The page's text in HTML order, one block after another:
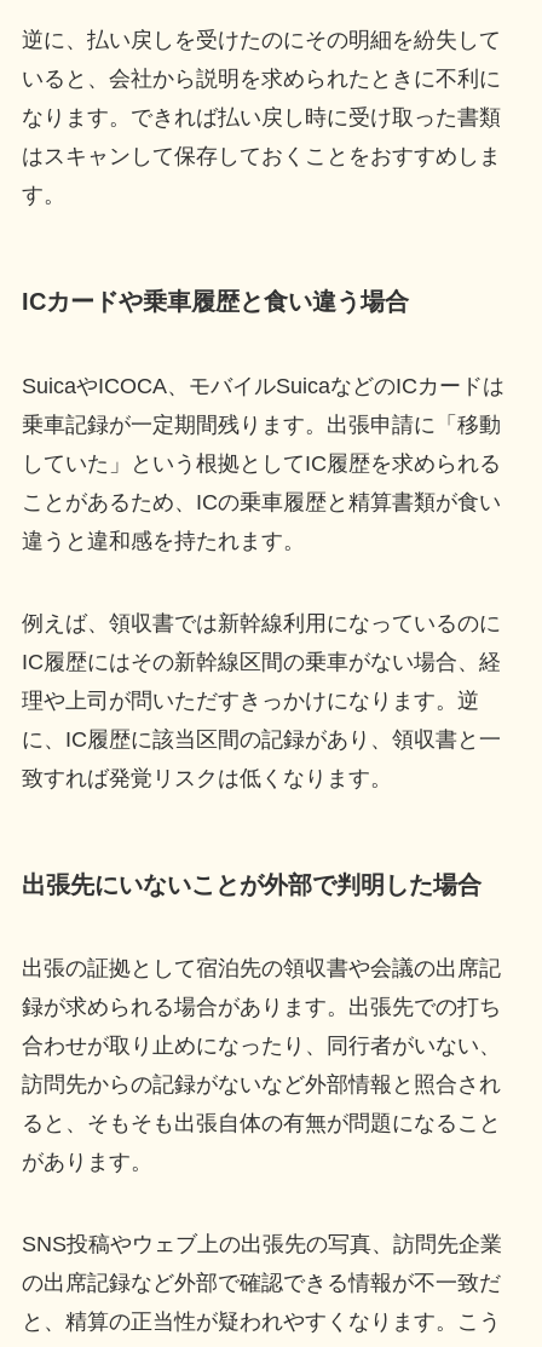
逆に、払い戻しを受けたのにその明細を紛失して
いると、会社から説明を求められたときに不利に
なります。できれば払い戻し時に受け取った書類
はスキャンして保存しておくことをおすすめしま
す。
ICカードや乗車履歴と食い違う場合
SuicaやICOCA、モバイルSuicaなどのICカードは
乗車記録が一定期間残ります。出張申請に「移動
していた」という根拠としてIC履歴を求められる
ことがあるため、ICの乗車履歴と精算書類が食い
違うと違和感を持たれます。
例えば、領収書では新幹線利用になっているのに
IC履歴にはその新幹線区間の乗車がない場合、経
理や上司が問いただすきっかけになります。逆
に、IC履歴に該当区間の記録があり、領収書と一
致すれば発覚リスクは低くなります。
出張先にいないことが外部で判明した場合
出張の証拠として宿泊先の領収書や会議の出席記
録が求められる場合があります。出張先での打ち
合わせが取り止めになったり、同行者がいない、
訪問先からの記録がないなど外部情報と照合され
ると、そもそも出張自体の有無が問題になること
があります。
SNS投稿やウェブ上の出張先の写真、訪問先企業
の出席記録など外部で確認できる情報が不一致だ
と、精算の正当性が疑われやすくなります。こう